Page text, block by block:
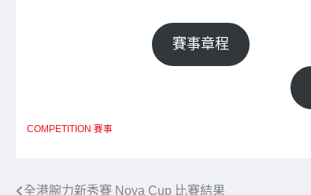
賽事章程
COMPETITION 賽事
全港腕力新秀賽 Nova Cup 比賽結果